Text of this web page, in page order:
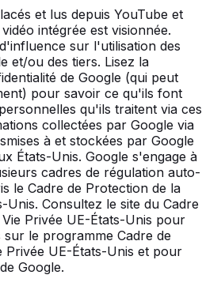
et lus depuis YouTube et
intégrée est visionnée.
sur l'utilisation des
et/ou des tiers. Lisez la
de Google (qui peut
pour savoir ce qu'ils font
qu'ils traitent via ces
collectées par Google via
à et stockées par Google
États-Unis. Google s'engage à
cadres de régulation auto-
le Cadre de Protection de la
Unis. Consultez le site du Cadre
Privée UE-États-Unis pour
le programme Cadre de
Privée UE-États-Unis et pour
Google.
produits dans toute
au-delà. Découvrez ici où il
HeBlad installé près de